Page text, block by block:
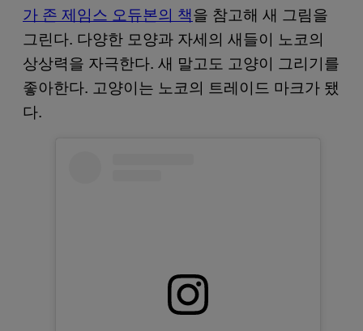
가 존 제임스 오듀본의 책을 참고해 새 그림을
그린다. 다양한 모양과 자세의 새들이 노코의
상상력을 자극한다. 새 말고도 고양이 그리기를
좋아한다. 고양이는 노코의 트레이드 마크가 됐
다.